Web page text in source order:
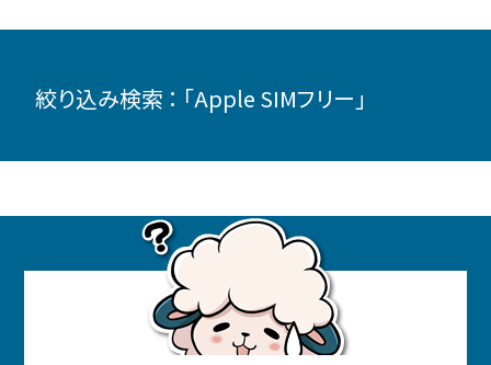
絞り込み検索 ： 「Apple SIMフリー」